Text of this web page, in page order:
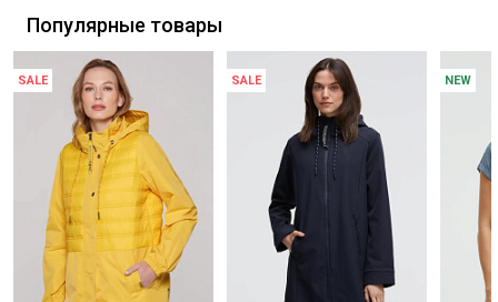
Популярные товары
SALE SALE NEW